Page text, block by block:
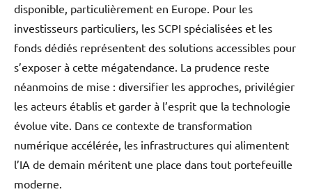
disponible, particulièrement en Europe. Pour les
investisseurs particuliers, les SCPI spécialisées et les
fonds dédiés représentent des solutions accessibles pour
s’exposer à cette mégatendance. La prudence reste
néanmoins de mise : diversifier les approches, privilégier
les acteurs établis et garder à l’esprit que la technologie
évolue vite. Dans ce contexte de transformation
numérique accélérée, les infrastructures qui alimentent
l’IA de demain méritent une place dans tout portefeuille
moderne.